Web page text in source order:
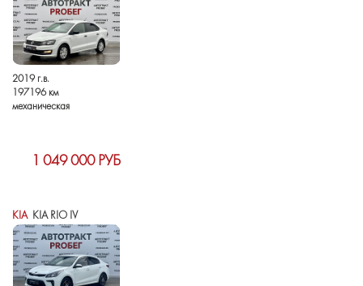
2019 г.в.
197196 км
механическая
1 049 000 РУБ
KIAKIA RIO IV